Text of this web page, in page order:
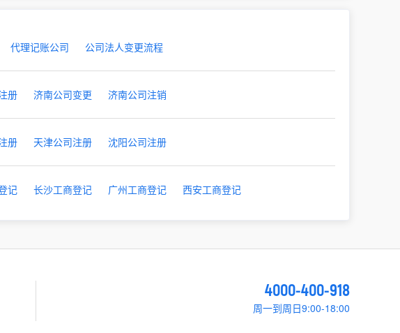
代理记账公司 公司法人变更流程
册 济南公司变更 济南公司注销
册 天津公司注册 沈阳公司注册
记 长沙工商登记 广州工商登记 西安工商登记
4000-400-918
周一到周日9:00-18:00